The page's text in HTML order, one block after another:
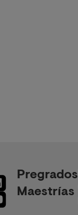
Pregrados
Maestrías